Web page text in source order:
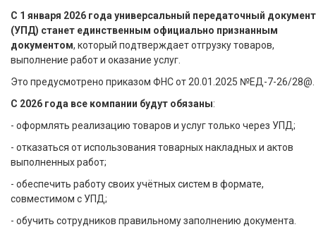
С 1 января 2026 года универсальный передаточный документ
(УПД) станет единственным официально признанным
документом, который подтверждает отгрузку товаров,
выполнение работ и оказание услуг.
Это предусмотрено приказом ФНС от 20.01.2025 №ЕД-7-26/28@.
С 2026 года все компании будут обязаны:
- оформлять реализацию товаров и услуг только через УПД;
- отказаться от использования товарных накладных и актов
выполненных работ;
- обеспечить работу своих учётных систем в формате,
совместимом с УПД;
- обучить сотрудников правильному заполнению документа.